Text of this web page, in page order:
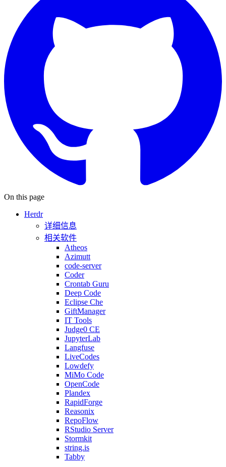
On this page
Herdr
详细信息
相关软件
Atheos
Azimutt
code-server
Coder
Crontab Guru
Deep Code
Eclipse Che
GiftManager
IT Tools
Judge0 CE
JupyterLab
Langfuse
LiveCodes
Lowdefy
MiMo Code
OpenCode
Plandex
RapidForge
Reasonix
RepoFlow
RStudio Server
Stormkit
string.is
Tabby